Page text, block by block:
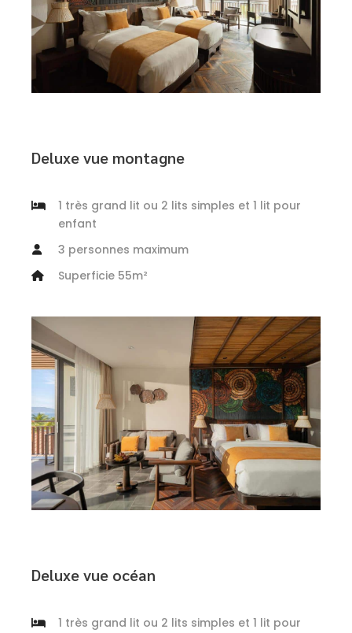
Deluxe vue montagne
1 très grand lit ou 2 lits simples et 1 lit pour
enfant
3 personnes maximum
Superficie 55m²
Deluxe vue océan
1 très grand lit ou 2 lits simples et 1 lit pour